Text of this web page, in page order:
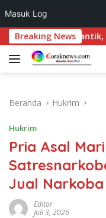
Masuk Log
Langsung
ke
konten
Breaking News
Dilantik,
Beranda Hukrim
Hukrim
Pria Asal
Jual Narkoba
Editor
Juli 3, 2026